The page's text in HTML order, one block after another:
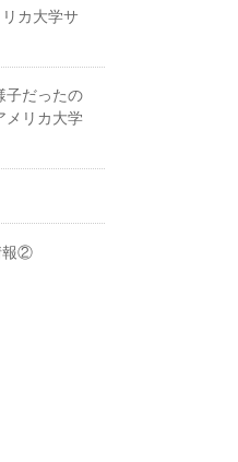
カ大学サ
子だったの
メリカ大学
報②